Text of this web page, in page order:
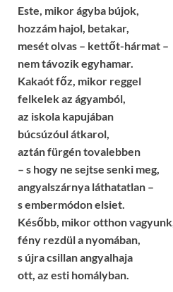
Este, mikor ágyba bújok,
hozzám hajol, betakar,
mesét olvas – kettőt-hármat –
nem távozik egyhamar.
Kakaót főz, mikor reggel
felkelek az ágyamból,
az iskola kapujában
búcsúzóul átkarol,
aztán fürgén tovalebben
– s hogy ne sejtse senki meg,
angyalszárnya láthatatlan –
s embermódon elsiet.
Később, mikor otthon vagyunk,
fény rezdül a nyomában,
s újra csillan angyalhaja
ott, az esti homályban.